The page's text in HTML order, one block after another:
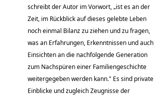
schreibt der Autor im Vorwort, „ist es an der
Zeit, im Rückblick auf dieses gelebte Leben
noch einmal Bilanz zu ziehen und zu fragen,
was an Erfahrungen, Erkenntnissen und auch
Einsichten an die nachfolgende Generation
zum Nachspüren einer Familiengeschichte
weitergegeben werden kann." Es sind private
Einblicke und zugleich Zeugnisse der